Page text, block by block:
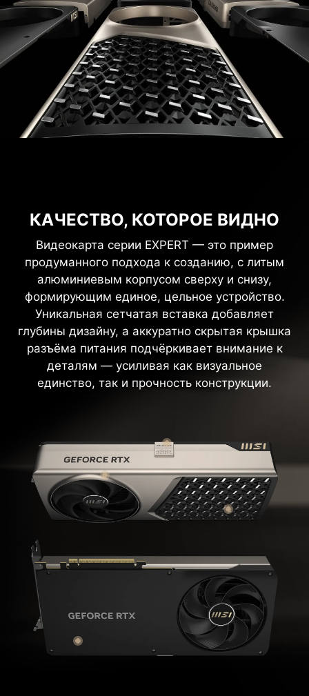
КАЧЕСТВО, КОТОРОЕ ВИДНО
Видеокарта серии EXPERT — это пример
продуманного подхода к созданию, с литым
алюминиевым корпусом сверху и снизу,
формирующим единое, цельное устройство.
Уникальная сетчатая вставка добавляет
глубины дизайну, а аккуратно скрытая крышка
разъёма питания подчёркивает внимание к
деталям — усиливая как визуальное
единство, так и прочность конструкции.